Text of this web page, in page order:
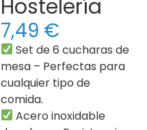
Hostelería
7,49 €
Set de 6 cucharas de
mesa – Perfectas para
cualquier tipo de
comida.
Acero inoxidable